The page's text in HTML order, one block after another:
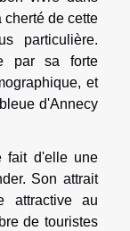
de cette
particulière.
par sa forte
et
d'Annecy
fait d'elle une
Son attrait
attractive au
de touristes